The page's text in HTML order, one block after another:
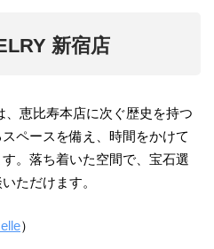
新宿店
恵比寿本店に次ぐ歴史を持つ
ペースを備え、時間をかけて
。落ち着いた空間で、宝石選
ただけます。
）